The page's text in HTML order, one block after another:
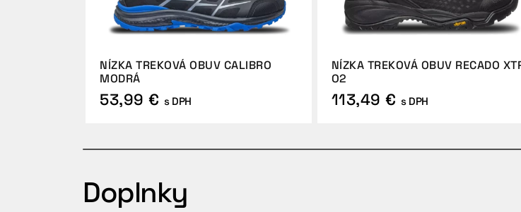
NÍZKA TREKOVÁ OBUV CALIBRO
MODRÁ
53,99 € s DPH
NÍZKA TREKOVÁ OBUV RECADO
O2
113,49 € s DPH
Doplnky